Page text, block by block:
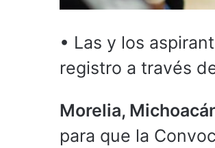
• Las y los
registro a través
Morelia,
para que la